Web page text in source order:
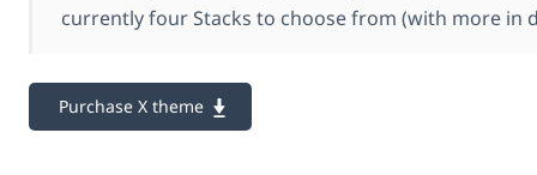
currently four Stacks to choose from (with more in
Purchase X theme